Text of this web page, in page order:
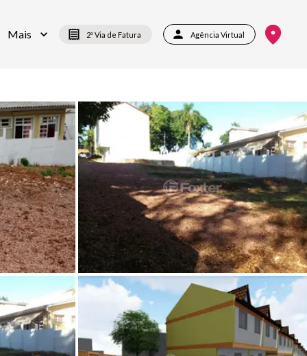
Mais 2ª Via de Fatura Agência Virtual